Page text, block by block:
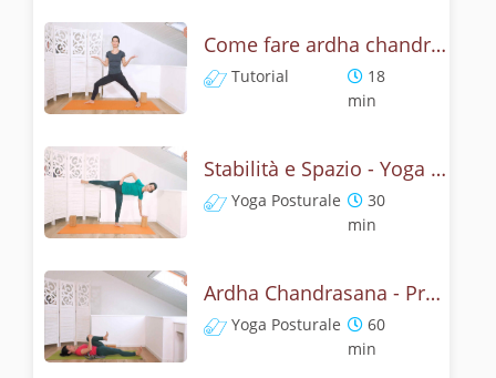
Come fare ardha chandrasana, la posizione della mezza luna? Tutorial
Tutorial
18
min
Stabilità e Spazio - Yoga con la mezza luna
Yoga Posturale
30
min
Ardha Chandrasana - Pratica yoga con l'anatomia della mezza luna
Yoga Posturale
60
min